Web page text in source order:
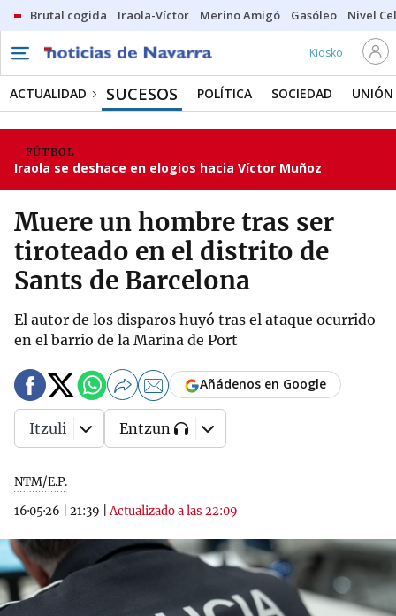
Brutal cogida Iraola-Víctor Merino Amigó Gasóleo Nivel
Kiosko
ACTUALIDAD SUCESOS POLÍTICA SOCIEDAD UNIÓN
FÚTBOL
Iraola se deshace en elogios hacia Víctor Muñoz
Muere un hombre tras ser
tiroteado en el distrito de
Sants de Barcelona
El autor de los disparos huyó tras el ataque ocurrido
en el barrio de la Marina de Port
NTM/E.P.
16·05·26
21:39 |Actualizado a las 22:09
Añádenos en Google
Itzuli Entzun